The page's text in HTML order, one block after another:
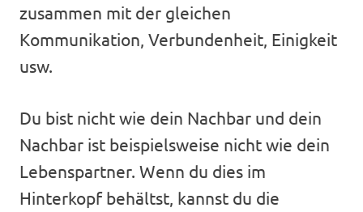
zusammen mit der gleichen
Kommunikation, Verbundenheit, Einigkeit
usw.
Du bist nicht wie dein Nachbar und dein
Nachbar ist beispielsweise nicht wie dein
Lebenspartner. Wenn du dies im
Hinterkopf behältst, kannst du die